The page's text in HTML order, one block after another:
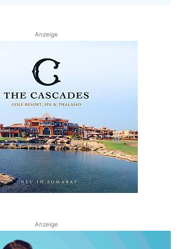
Anzeige
Anzeige